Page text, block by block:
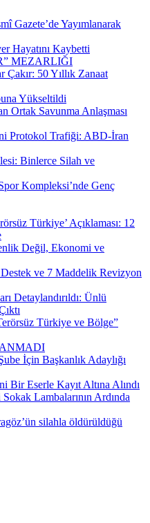
Gazete’de Yayımlanarak
Hayatını Kaybetti
MEZARLIĞI
Çakır: 50 Yıllık Zanaat
Yükseltildi
Ortak Savunma Anlaşması
Protokol Trafiği: ABD-İran
Binlerce Silah ve
Kompleksi’nde Genç
Türkiye’ Açıklaması: 12
Değil, Ekonomi ve
ve 7 Maddelik Revizyon
Detaylandırıldı: Ünlü
Türkiye ve Bölge”
İçin Başkanlık Adaylığı
Bir Eserle Kayıt Altına Alındı
Lambalarının Ardında
silahla öldürüldüğü